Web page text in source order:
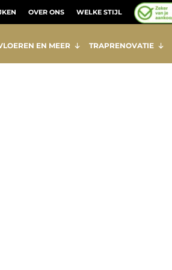
OVER ONS WELKE STIJL
EN MEER TRAPRENOVATIE